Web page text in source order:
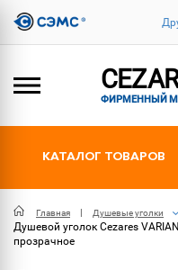
ФИРМЕННЫЙ
КАТАЛОГ ТОВАРОВ
Главная Душевые уголки
Душевой уголок Cezares
прозрачное